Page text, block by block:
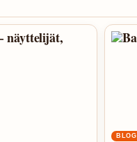
BLOGI